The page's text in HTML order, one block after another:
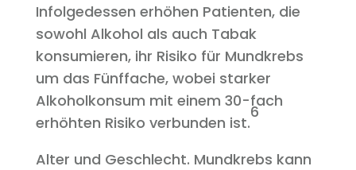
Infolgedessen erhöhen Patienten, die
sowohl Alkohol als auch Tabak
konsumieren, ihr Risiko für Mundkrebs
um das Fünffache, wobei starker
Alkoholkonsum mit einem 30-fach
erhöhten Risiko verbunden ist.
6
Alter und Geschlecht. Mundkrebs kann